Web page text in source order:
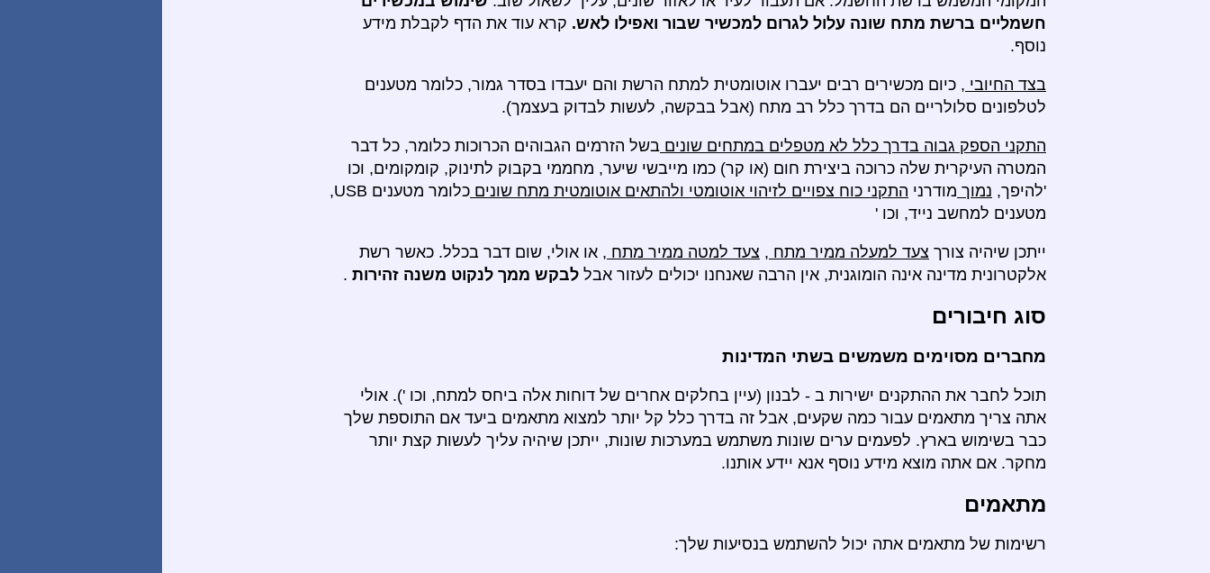
חשמליים ברשת מתח שונה עלול לגרום למכשיר שבור ואפילו לאש. קרא עוד את הדף לקבלת מידע
נוסף.
בצד החיובי , כיום מכשירים רבים יעברו אוטומטית למתח הרשת והם יעבדו בסדר גמור, כלומר מטענים
לטלפונים סלולריים הם בדרך כלל רב מתח (אבל בבקשה, לעשות לבדוק בעצמך).
התקני הספק גבוה בדרך כלל לא מטפלים במתחים שונים בשל הזרמים הגבוהים הכרוכות כלומר, כל דבר
המטרה העיקרית שלה כרוכה ביצירת חום (או קר) כמו מייבשי שיער, מחממי בקבוק לתינוק, קומקומים, וכו
'להיפך, נמוך מודרני התקני כוח צפויים לזיהוי אוטומטי ולהתאים אוטומטית מתח שונים
כלומר מטענים USB,
מטענים למחשב נייד, וכו '
ייתכן שיהיה צורך צעד למעלה ממיר מתח , צעד למטה ממיר מתח , או אולי, שום דבר בכלל. כאשר רשת
אלקטרונית מדינה אינה הומוגנית, אין הרבה שאנחנו יכולים לעזור אבל לבקש ממך לנקוט משנה זהירות .
סוג חיבורים
מחברים מסוימים משמשים בשתי המדינות
תוכל לחבר את ההתקנים ישירות ב - לבנון (עיין בחלקים אחרים של דוחות אלה ביחס למתח, וכו '). אולי
אתה צריך מתאמים עבור כמה שקעים, אבל זה בדרך כלל קל יותר למצוא מתאמים ביעד אם התוספת שלך
כבר בשימוש בארץ. לפעמים ערים שונות משתמש במערכות שונות, ייתכן שיהיה עליך לעשות קצת יותר
מחקר. אם אתה מוצא מידע נוסף אנא יידע אותנו.
מתאמים
רשימות של מתאמים אתה יכול להשתמש בנסיעות שלך: